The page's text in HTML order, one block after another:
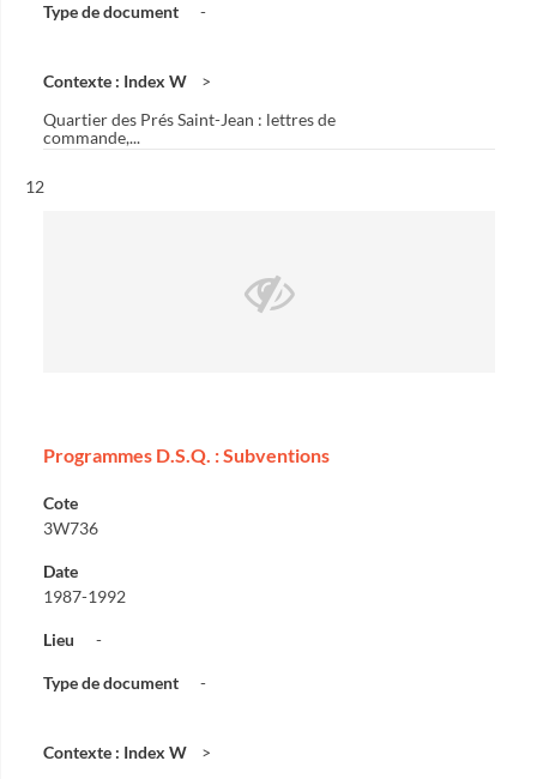
Type de document -
Contexte : Index W
Quartier des Prés Saint-Jean : lettres de
commande,...
Résultat n°
12
Programmes D.S.Q. : Subventions
Cote
3W736
Date
1987-1992
Lieu -
Type de document -
Contexte : Index W